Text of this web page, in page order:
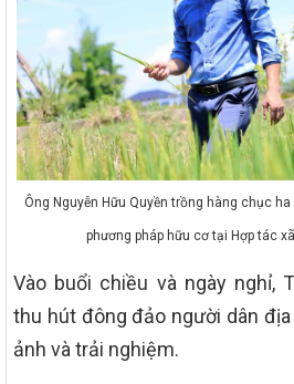
Ông Nguyễn Hữu Quyền trồng hàng chục
phương pháp hữu cơ tại Hợp tác
Vào buổi chiều và ngày nghỉ,
thu hút đông đảo người dân
ảnh và trải nghiệm.